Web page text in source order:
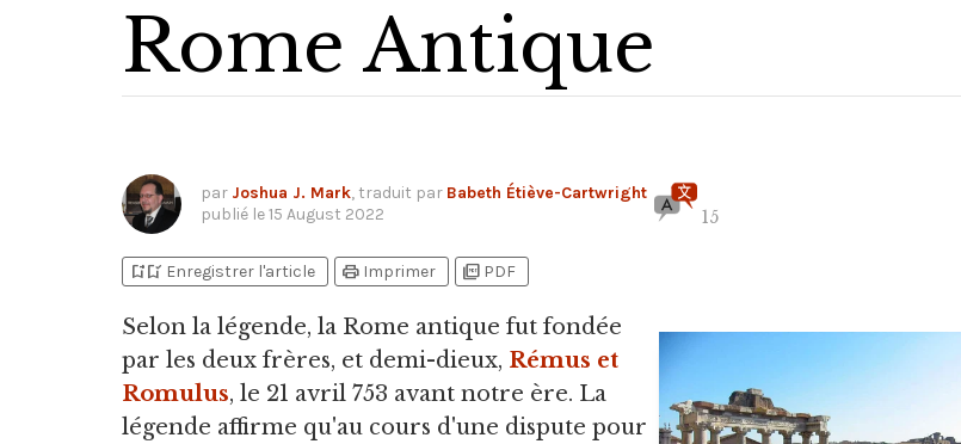
Rome Antique
par Joshua J. Mark, traduit par Babeth Étiève-Cartwright
publié le15 August 2022 15
bookmark_addbookmark_added Enregistrer l'article print Imprimer picture_as_pdf PDF
Selon la légende, la Rome antique fut fondée
par les deux frères, et demi-dieux, Rémus et
Romulus, le 21 avril 753 avant notre ère. La
légende affirme qu'au cours d'une dispute pour